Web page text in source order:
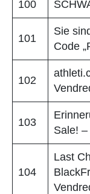
100
101
Sie
Code
102
103
Sale!
104
Last